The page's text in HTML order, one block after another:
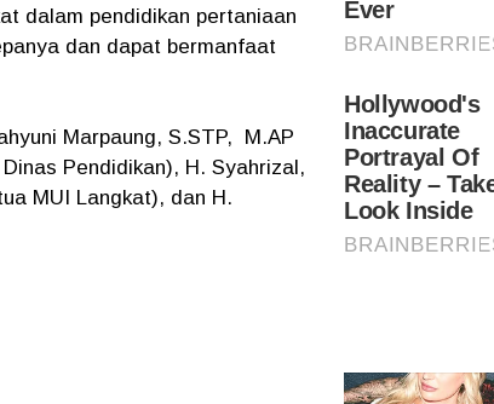
dalam pendidikan pertaniaan
dan dapat bermanfaat
Marpaung, S.STP, M.AP
Pendidikan), H. Syahrizal,
MUI Langkat), dan H.